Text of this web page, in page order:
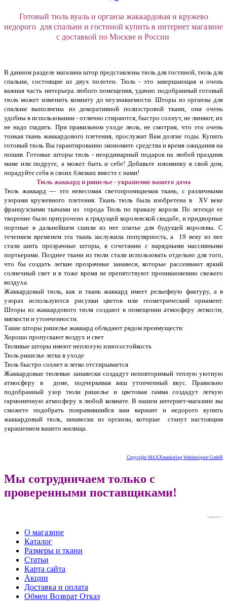
Готовый тюль вуаль и органза жаккардовая и кружево
недорого для спальни и гостиной купить в интернет магазине
с доставкой по Москве и России
В данном разделе магазина штор представлены тюль для гостиной, тюль для
спальни, состоящие из двух полотен. Тюль - это завершающая и очень
важная часть интерьера любого помещения, удачно подобранный готовый
тюль может изменить комнату до неузнаваемости. Шторы из органзы для
спальни выполнены из декоративной полиэстровой ткани, они очень
удобны в использовании - отлично стираются, быстро сохнут, не линяют, их
не надо гладить. При правильном уходе люль, не смотрия, что это очень
тонкая ткань жаккардового плетения, прослужит Вам долгие годы. Купить
готовый тюль Вы гарантированно экономите средства и время ожидания на
пошив. Готовые шторы тюль - неординарный подарок на любой праздник
маме или подруге, а может быть и себе! Добавьте изюминку в свой дом,
порадуйте себя и своих близких вместе с нами!
Тюль жаккард и ришелье - украшение вашего дома
Тюль жаккард — это невесомая светопроницаемая ткань, с различными
узорами кружевного плетения. Ткань тюль была изобретена в XV веке
французскими ткачами из города Тюль по приказу короля. По легенде ее
творение было приурочено к грядущей королевской свадьбе, и придворные
портные в дальнейшем сшили из нее платье для будущей королевы. С
течением временем эта ткань заслужила популярность, а 19 веку из нее
стали шить прозрачные шторы, в сочетании с нарядными массивными
портьерами. Позднее ткани из тюли стали использовать отдельно для того,
что бы создать легкие прозрачные занавеси, которые рассеивают яркий
солнечный свет и в тоже время не препятствуют проникновению свежего
воздуха.
Жаккардовый тюль, как и ткань жаккард имеет рельефную фактуру, а в
узорах используются рисунки цветов или геометрический орнамент.
Шторы из жаккардового тюля создают в помещении атмосферу легкости,
мягкости и утонченности.
Такие шторы ришелье жаккард обладают рядом преимуществ:
Хорошо пропускают воздух и свет
Тюливые шторы имеют неплохую износостойкость
Тюль ришелье легка в уходе
Тюль быстро сохнет и легко отстирывается
Жаккардовые тюлевые занавески создадут неповторимый теплую уютную
атмосферу в доме, подчеркивая ваш утонченный вкус. Правильно
подобранный узор тюли ришелье и цветовая гамма создадут легкую
гармоничную атмосферу в любой комнате. В нашем интернет-магазине вы
сможете подобрать понравившийся вам вариант и недорого купить
жаккардовый тюль, занавески из органзы, которые станут настоящим
украшением вашего жилища.
Copyright MAXXmarketing Webdesigner GmbH
Мы сотрудничаем только с
проверенными поставщиками!
blogjquery.ru
О магазине
Каталог
Размеры и ткани
Статьи
Карта сайта
Акции
Доставка и оплата
Обмен Возврат Отказ